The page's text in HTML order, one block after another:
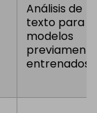
Análisis de
texto para
modelos
previamente
entrenados